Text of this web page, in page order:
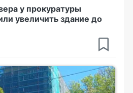
у прокуратуры
увеличить здание до